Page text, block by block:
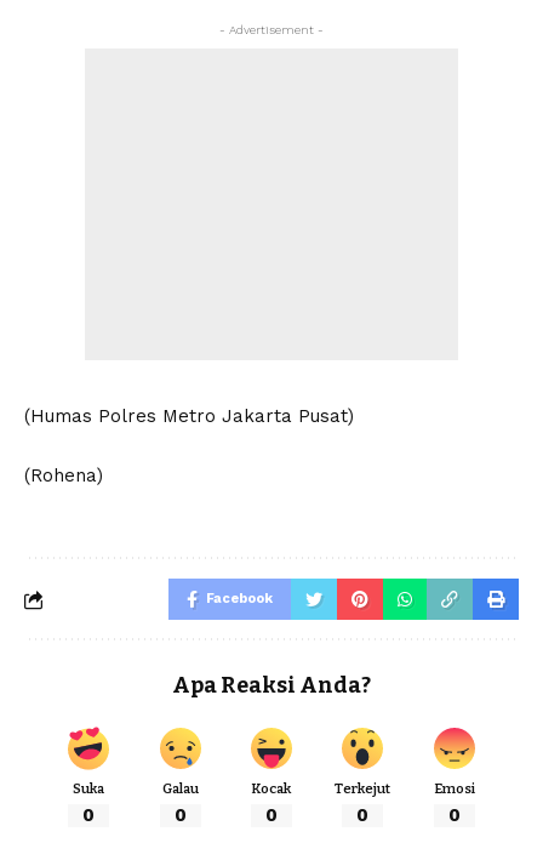
- Advertisement -
(Humas Polres Metro Jakarta Pusat)
(Rohena)
Facebook
Apa Reaksi Anda?
Suka
0
Galau
0
Kocak
0
Terkejut
0
Emosi
0